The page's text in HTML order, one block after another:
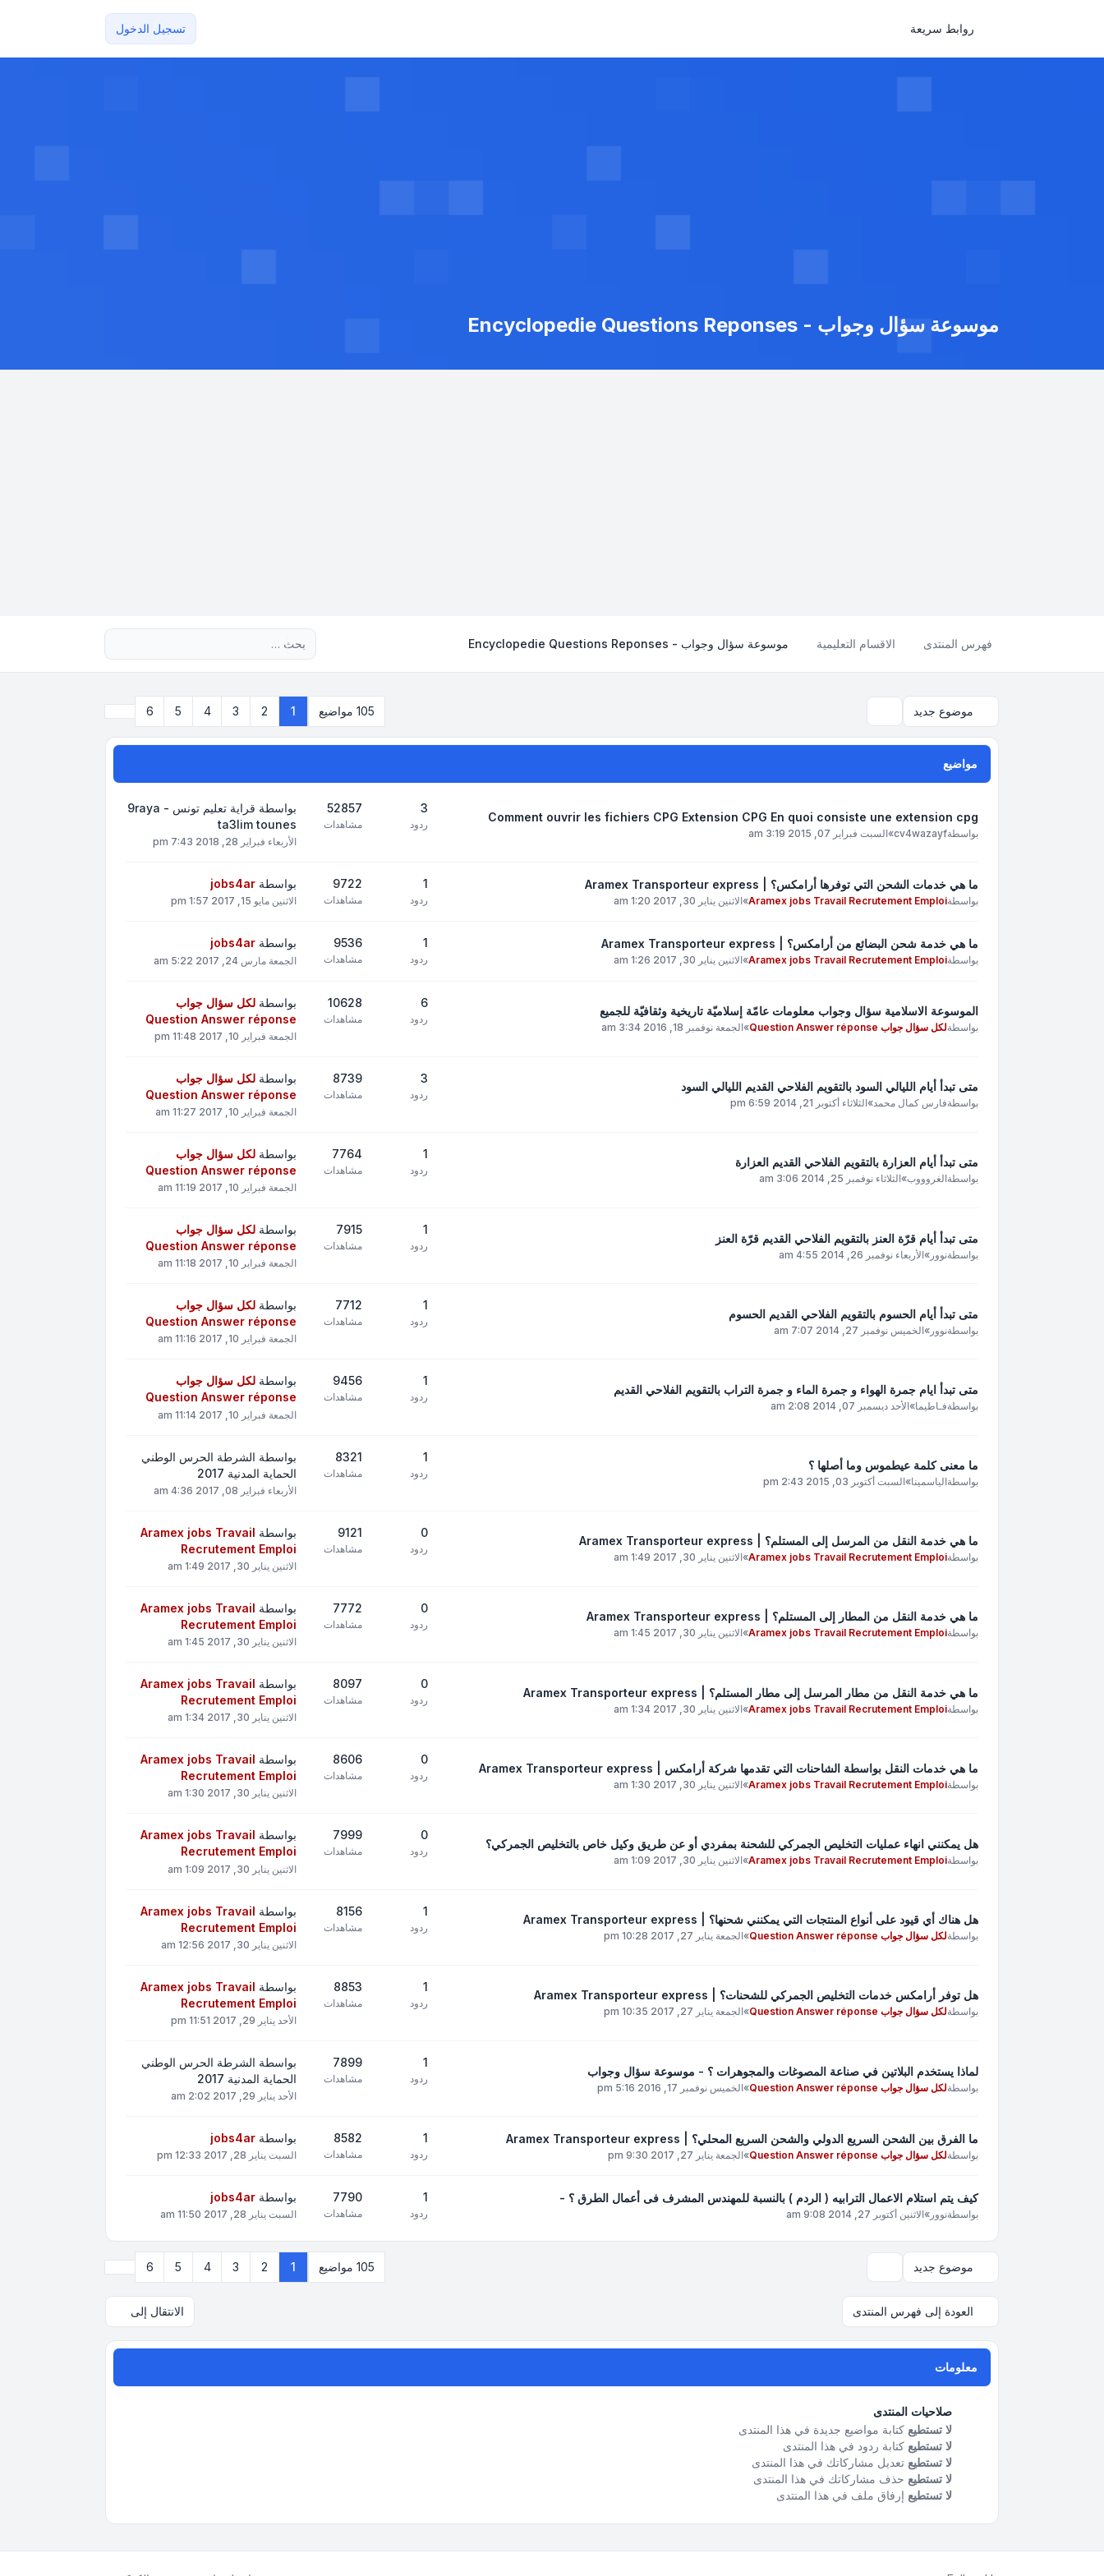
روابط سريعة تسجيل الدخول
موسوعة سؤال وجواب - Encyclopedie Questions Reponses
فهرس المنتدى الاقسام التعليمية موسوعة سؤال وجواب - Encyclopedie Questions Reponses
موضوع جديد 105 مواضيع 1
2
3
4
5
6
مواضيع
Comment ouvrir les fichiers CPG Extension CPG En quoi consiste une extension cpg
بواسطةcv4wazayf
»السبت فبراير 07, 2015 3:19 am
3
ردود
52857
مشاهدات
بواسطة
قراية تعليم تونس - 9raya
ta3lim tounes
الأربعاء فبراير 28, 2018 7:43 pm
ما هي خدمات الشحن التي توفرها أرامكس؟ | Aramex Transporteur express
بواسطةAramex jobs Travail Recrutement Emploi
»الاثنين يناير 30, 2017 1:20 am
1
ردود
9722
مشاهدات
بواسطة jobs4ar
الاثنين مايو 15, 2017 1:57 pm
ما هي خدمة شحن البضائع من أرامكس؟ | Aramex Transporteur express
بواسطةAramex jobs Travail Recrutement Emploi
»الاثنين يناير 30, 2017 1:26 am
1
ردود
9536
مشاهدات
بواسطة jobs4ar
الجمعة مارس 24, 2017 5:22 am
الموسوعة الاسلامية سؤال وجواب معلومات عامّة إسلاميّة تاريخية وثقافيّة للجميع
بواسطةلكل سؤال جواب Question Answer réponse »الجمعة نوفمبر 18, 2016 3:34 am
6
ردود
10628
مشاهدات
بواسطة لكل سؤال جواب
Question Answer réponse
الجمعة فبراير 10, 2017 11:48 pm
متى تبدأ أيام الليالي السود بالتقويم الفلاحي القديم الليالي السود
بواسطةفارس كمال محمد»الثلاثاء أكتوبر 21, 2014 6:59 pm
3
ردود
8739
مشاهدات
بواسطة لكل سؤال جواب
Question Answer réponse
الجمعة فبراير 10, 2017 11:27 am
متى تبدأ أيام العزارة بالتقويم الفلاحي القديم العزارة
بواسطةالغروووب»الثلاثاء نوفمبر 25, 2014 3:06 am
1
ردود
7764
مشاهدات
بواسطة لكل سؤال جواب
Question Answer réponse
الجمعة فبراير 10, 2017 11:19 am
متى تبدأ أيام قرّة العنز بالتقويم الفلاحي القديم قرّة العنز
بواسطةنوور »الأربعاء نوفمبر 26, 2014 4:55 am
1
ردود
7915
مشاهدات
بواسطة لكل سؤال جواب
Question Answer réponse
الجمعة فبراير 10, 2017 11:18 am
متى تبدأ أيام الحسوم بالتقويم الفلاحي القديم الحسوم
بواسطةنوور »الخميس نوفمبر 27, 2014 7:07 am
1
ردود
7712
مشاهدات
بواسطة لكل سؤال جواب
Question Answer réponse
الجمعة فبراير 10, 2017 11:16 am
متى تبدأ ايام جمرة الهواء و جمرة الماء و جمرة التراب بالتقويم الفلاحي القديم
بواسطةفـاطيما»الأحد ديسمبر 07, 2014 2:08 am
1
ردود
9456
مشاهدات
بواسطة لكل سؤال جواب
Question Answer réponse
الجمعة فبراير 10, 2017 11:14 am
ما معنى كلمة عيطموس وما أصلها ؟
بواسطةالياسمينا»السبت أكتوبر 03, 2015 2:43 pm
1
ردود
8321
مشاهدات
بواسطة الشرطة الحرس الوطني
الحماية المدنية 2017
الأربعاء فبراير 08, 2017 4:36 am
ما هي خدمة النقل من المرسل إلى المستلم؟ | Aramex Transporteur express
بواسطةAramex jobs Travail Recrutement Emploi
»الاثنين يناير 30, 2017 1:49 am
0
ردود
9121
مشاهدات
بواسطة Aramex jobs Travail
Recrutement Emploi
الاثنين يناير 30, 2017 1:49 am
ما هي خدمة النقل من المطار إلى المستلم؟ | Aramex Transporteur express
بواسطةAramex jobs Travail Recrutement Emploi
»الاثنين يناير 30, 2017 1:45 am
0
ردود
7772
مشاهدات
بواسطة Aramex jobs Travail
Recrutement Emploi
الاثنين يناير 30, 2017 1:45 am
ما هي خدمة النقل من مطار المرسل إلى مطار المستلم؟ | Aramex Transporteur express
بواسطةAramex jobs Travail Recrutement Emploi
»الاثنين يناير 30, 2017 1:34 am
0
ردود
8097
مشاهدات
بواسطة Aramex jobs Travail
Recrutement Emploi
الاثنين يناير 30, 2017 1:34 am
ما هي خدمات النقل بواسطة الشاحنات التي تقدمها شركة أرامكس | Aramex Transporteur express
بواسطةAramex jobs Travail Recrutement Emploi
»الاثنين يناير 30, 2017 1:30 am
0
ردود
8606
مشاهدات
بواسطة Aramex jobs Travail
Recrutement Emploi
الاثنين يناير 30, 2017 1:30 am
هل يمكنني انهاء عمليات التخليص الجمركي للشحنة بمفردي أو عن طريق وكيل خاص بالتخليص الجمركي؟
بواسطةAramex jobs Travail Recrutement Emploi
»الاثنين يناير 30, 2017 1:09 am
0
ردود
7999
مشاهدات
بواسطة Aramex jobs Travail
Recrutement Emploi
الاثنين يناير 30, 2017 1:09 am
هل هناك أي قيود على أنواع المنتجات التي يمكنني شحنها؟ | Aramex Transporteur express
بواسطةلكل سؤال جواب Question Answer réponse »الجمعة يناير 27, 2017 10:28 pm
1
ردود
8156
مشاهدات
بواسطة Aramex jobs Travail
Recrutement Emploi
الاثنين يناير 30, 2017 12:56 am
هل توفر أرامكس خدمات التخليص الجمركي للشحنات؟ | Aramex Transporteur express
بواسطةلكل سؤال جواب Question Answer réponse »الجمعة يناير 27, 2017 10:35 pm
1
ردود
8853
مشاهدات
بواسطة Aramex jobs Travail
Recrutement Emploi
الأحد يناير 29, 2017 11:51 pm
لماذا يستخدم البلاتين في صناعة المصوغات والمجوهرات ؟ - موسوعة سؤال وجواب
بواسطةلكل سؤال جواب Question Answer réponse »الخميس نوفمبر 17, 2016 5:16 pm
1
ردود
7899
مشاهدات
بواسطة الشرطة الحرس الوطني
الحماية المدنية 2017
الأحد يناير 29, 2017 2:02 am
ما الفرق بين الشحن السريع الدولي والشحن السريع المحلي؟ | Aramex Transporteur express
بواسطةلكل سؤال جواب Question Answer réponse »الجمعة يناير 27, 2017 9:30 pm
1
ردود
8582
مشاهدات
بواسطة jobs4ar
السبت يناير 28, 2017 12:33 pm
كيف يتم استلام الاعمال الترابيه ( الردم ) بالنسبة للمهندس المشرف فى أعمال الطرق ؟ -
بواسطةنوور »الاثنين أكتوبر 27, 2014 9:08 am
1
ردود
7790
مشاهدات
بواسطة jobs4ar
السبت يناير 28, 2017 11:50 am
موضوع جديد 105 مواضيع 1
2
3
4
5
6
العودة إلى فهرس المنتدى الانتقال إلى
معلومات
صلاحيات المنتدى
لا تستطيع كتابة مواضيع جديدة في هذا المنتدى
لا تستطيع كتابة ردود في هذا المنتدى
لا تستطيع تعديل مشاركاتك في هذا المنتدى
لا تستطيع حذف مشاركاتك في هذا المنتدى
لا تستطيع إرفاق ملف في هذا المنتدى